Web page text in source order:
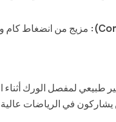
مزيج من انضغاط كام
طبيعي لمفصل الورك
في الرياضات عالية